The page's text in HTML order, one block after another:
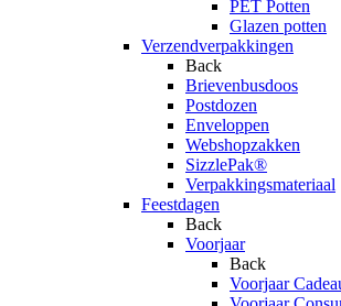
PET Potten
Glazen potten
Verzendverpakkingen
Back
Brievenbusdoos
Postdozen
Enveloppen
Webshopzakken
SizzlePak®
Verpakkingsmateriaal
Feestdagen
Back
Voorjaar
Back
Voorjaar